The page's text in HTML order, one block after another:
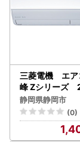
三菱電機 エ
峰 Zシリーズ
ル MSZ-
畳用/100V/ピュ
ト) 【標準設
【配送不可：
静岡県静岡市
(0)